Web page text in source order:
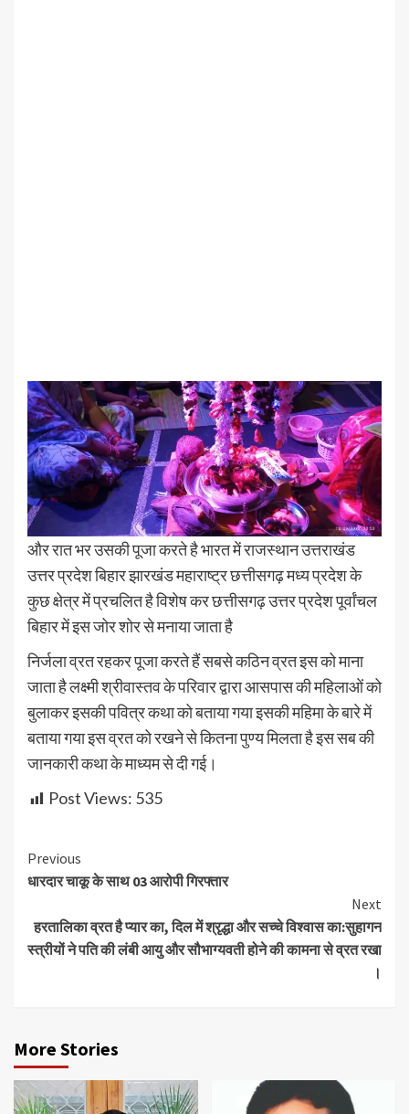
और रात भर उसकी पूजा करते है भारत में राजस्थान उत्तराखंड
उत्तर प्रदेश बिहार झारखंड महाराष्ट्र छत्तीसगढ़ मध्य प्रदेश के
कुछ क्षेत्र में प्रचलित है विशेष कर छत्तीसगढ़ उत्तर प्रदेश पूर्वांचल
बिहार में इस जोर शोर से मनाया जाता है
निर्जला व्रत रहकर पूजा करते हैं सबसे कठिन व्रत इस को माना
जाता है लक्ष्मी श्रीवास्तव के परिवार द्वारा आसपास की महिलाओं को
बुलाकर इसकी पवित्र कथा को बताया गया इसकी महिमा के बारे में
बताया गया इस व्रत को रखने से कितना पुण्य मिलता है इस सब की
जानकारी कथा के माध्यम से दी गई।
Post Views: 535
Continue
Reading
Previous
धारदार चाकू के साथ 03 आरोपी गिरफ्तार
Next
हरतालिका व्रत है प्यार का, दिल में श्रृद्धा और सच्चे विश्वास का:सुहागन
स्त्रीयों ने पति की लंबी आयु और सौभाग्यवती होने की कामना से व्रत रखा
।
More Stories